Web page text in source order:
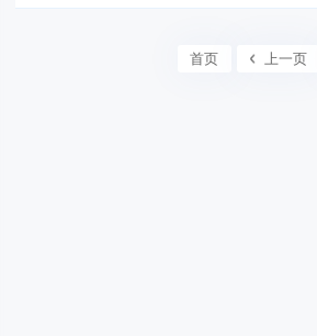
首页 上一页